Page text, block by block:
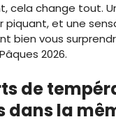
cela change tout.
piquant, et une
bien vous
2026.
de
dans la